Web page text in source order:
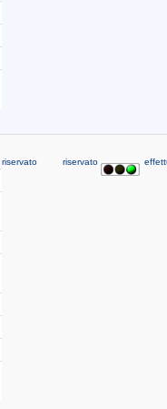
riservato riservato